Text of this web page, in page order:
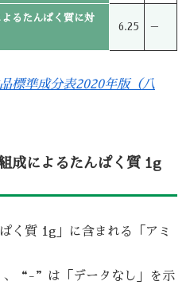
るたんぱく質に対
6.25 －
標準成分表2020年版（八
成によるたんぱく質 1g
く質 1g」に含まれる「アミ
“-”は「データなし」を示